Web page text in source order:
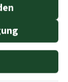
der